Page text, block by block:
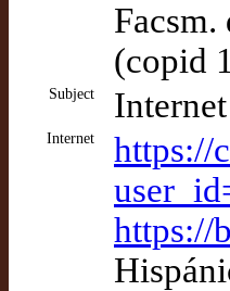
(copid
Subject
Internet
https://
https://